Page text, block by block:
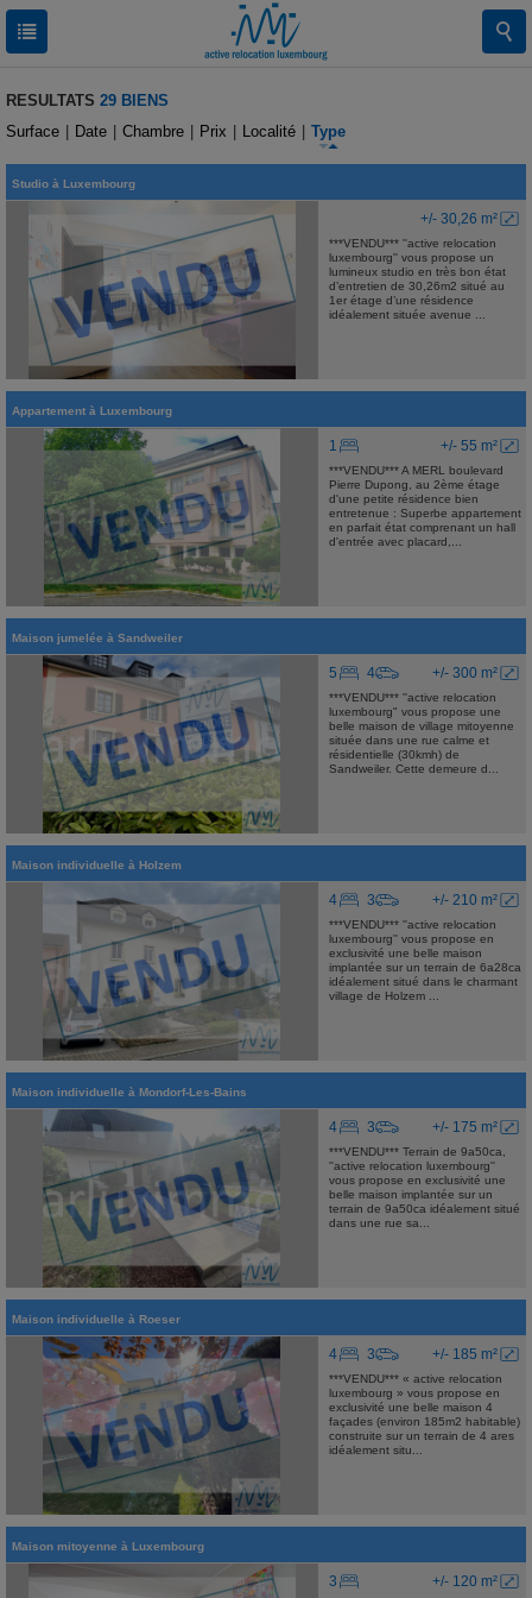
RESULTATS 29 BIENS
Surface
Date Chambre Prix Localité Type
Studio à Luxembourg
+/- 30,26 m²
***VENDU*** ''active relocation
luxembourg'' vous propose un
lumineux studio en très bon état
d’entretien de 30,26m2 situé au
1er étage d’une résidence
idéalement située avenue ...
Appartement à Luxembourg
+/- 55 m²
1
***VENDU*** A MERL boulevard
Pierre Dupong, au 2ème étage
d'une petite résidence bien
entretenue : Superbe appartement
en parfait état comprenant un hall
d'entrée avec placard,...
Maison jumelée à Sandweiler
+/- 300 m²
5 4
***VENDU*** ''active relocation
luxembourg" vous propose une
belle maison de village mitoyenne
située dans une rue calme et
résidentielle (30kmh) de
Sandweiler. Cette demeure d...
Maison individuelle à Holzem
+/- 210 m²
4 3
***VENDU*** ''active relocation
luxembourg'' vous propose en
exclusivité une belle maison
implantée sur un terrain de 6a28ca
idéalement situé dans le charmant
village de Holzem ...
Maison individuelle à Mondorf-Les-Bains
+/- 175 m²
4 3
***VENDU*** Terrain de 9a50ca,
''active relocation luxembourg''
vous propose en exclusivité une
belle maison implantée sur un
terrain de 9a50ca idéalement situé
dans une rue sa...
Maison individuelle à Roeser
+/- 185 m²
4 3
***VENDU*** « active relocation
luxembourg » vous propose en
exclusivité une belle maison 4
façades (environ 185m2 habitable)
construite sur un terrain de 4 ares
idéalement situ...
Maison mitoyenne à Luxembourg
+/- 120 m²
3